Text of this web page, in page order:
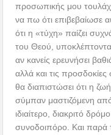
προσωπικής μου
να πω ότι επιβεβαίωσε
ότι η «τύχη» παίζει
του Θεού,
αν κανείς ερευνήσει
αλλά και τις
θα διαπιστώσει ότι η
σύμπαν μαστιζόμενη
ιδιαίτερο, διακριτό
συνοδοιπόρο. Και παρά